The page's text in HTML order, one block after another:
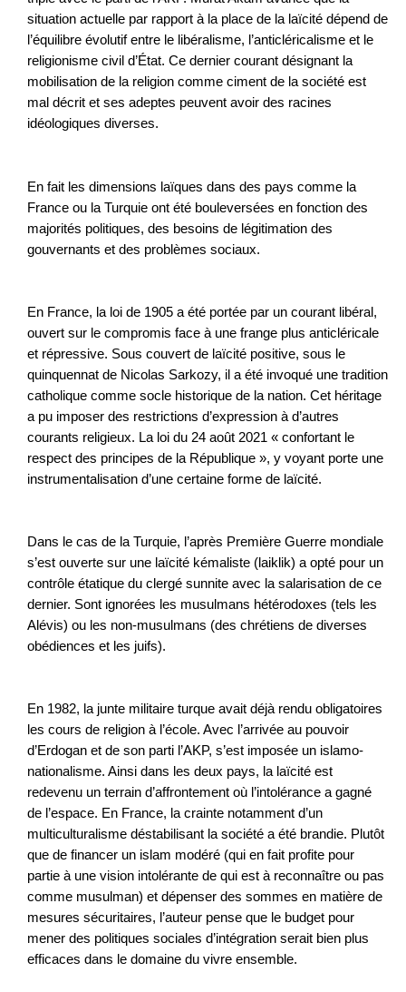
situation actuelle par rapport à la place de la laïcité dépend de
l’équilibre évolutif entre le libéralisme, l’anticléricalisme et le
religionisme civil d’État. Ce dernier courant désignant la
mobilisation de la religion comme ciment de la société est
mal décrit et ses adeptes peuvent avoir des racines
idéologiques diverses.
En fait les dimensions laïques dans des pays comme la
France ou la Turquie ont été bouleversées en fonction des
majorités politiques, des besoins de légitimation des
gouvernants et des problèmes sociaux.
En France, la loi de 1905 a été portée par un courant libéral,
ouvert sur le compromis face à une frange plus anticléricale
et répressive. Sous couvert de laïcité positive, sous le
quinquennat de Nicolas Sarkozy, il a été invoqué une tradition
catholique comme socle historique de la nation. Cet héritage
a pu imposer des restrictions d’expression à d’autres
courants religieux. La loi du 24 août 2021 « confortant le
respect des principes de la République », y voyant porte une
instrumentalisation d’une certaine forme de laïcité.
Dans le cas de la Turquie, l’après Première Guerre mondiale
s’est ouverte sur une laïcité kémaliste (laiklik) a opté pour un
contrôle étatique du clergé sunnite avec la salarisation de ce
dernier. Sont ignorées les musulmans hétérodoxes (tels les
Alévis) ou les non-musulmans (des chrétiens de diverses
obédiences et les juifs).
En 1982, la junte militaire turque avait déjà rendu obligatoires
les cours de religion à l’école. Avec l’arrivée au pouvoir
d’Erdogan et de son parti l’AKP, s’est imposée un islamo-
nationalisme. Ainsi dans les deux pays, la laïcité est
redevenu un terrain d’affrontement où l’intolérance a gagné
de l’espace. En France, la crainte notamment d’un
multiculturalisme déstabilisant la société a été brandie. Plutôt
que de financer un islam modéré (qui en fait profite pour
partie à une vision intolérante de qui est à reconnaître ou pas
comme musulman) et dépenser des sommes en matière de
mesures sécuritaires, l’auteur pense que le budget pour
mener des politiques sociales d’intégration serait bien plus
efficaces dans le domaine du vivre ensemble.